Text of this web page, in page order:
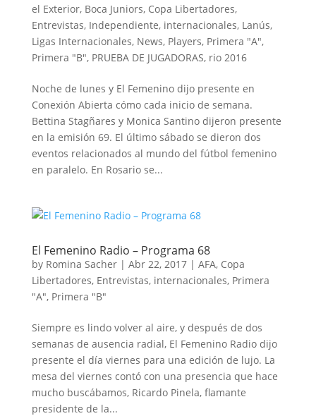
el Exterior, Boca Juniors, Copa Libertadores,
Entrevistas, Independiente, internacionales, Lanús,
Ligas Internacionales, News, Players, Primera "A",
Primera "B", PRUEBA DE JUGADORAS, rio 2016
Noche de lunes y El Femenino dijo presente en
Conexión Abierta cómo cada inicio de semana.
Bettina Stagñares y Monica Santino dijeron presente
en la emisión 69. El último sábado se dieron dos
eventos relacionados al mundo del fútbol femenino
en paralelo. En Rosario se...
El Femenino Radio – Programa 68
by Romina Sacher| Abr 22, 2017| AFA, Copa
Libertadores, Entrevistas, internacionales, Primera
"A", Primera "B"
Siempre es lindo volver al aire, y después de dos
semanas de ausencia radial, El Femenino Radio dijo
presente el día viernes para una edición de lujo. La
mesa del viernes contó con una presencia que hace
mucho buscábamos, Ricardo Pinela, flamante
presidente de la...